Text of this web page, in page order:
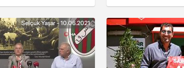
Selçuk Yaşar - 10.06.2021